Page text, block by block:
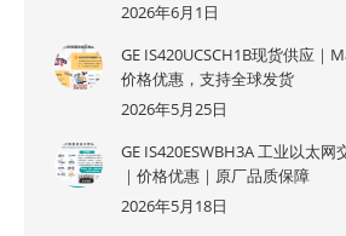
2026年6月1日
GE IS420UCSCH1B现货供应｜
价格优惠，支持全球发货
2026年5月25日
GE IS420ESWBH3A 工业以太
｜价格优惠｜原厂品质保障
2026年5月18日